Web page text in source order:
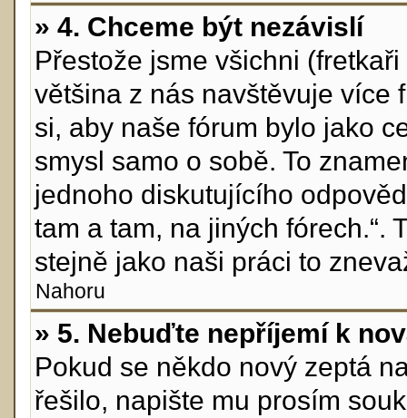
» 4. Chceme být nezávislí
Přestože jsme všichni
většina z nás navštěvuje více
si, aby naše fórum bylo jako
smysl samo o sobě. To
jednoho diskutujícího
tam a tam, na jiných fórech.“.
stejně jako naši práci to
Nahoru
» 5. Nebuďte nepříjemí k
Pokud se někdo nový zeptá
řešilo, napište mu prosím